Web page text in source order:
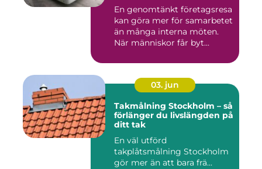
En genomtänkt företagsresa
kan göra mer för samarbetet
än många interna möten.
När människor får byt...
03. jun
Takmålning Stockholm – så
förlänger du livslängden på
ditt tak
En väl utförd
takplåtsmålning Stockholm
gör mer än att bara frä...